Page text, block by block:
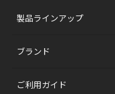
製品ラインアップ
ブランド
ご利用ガイド